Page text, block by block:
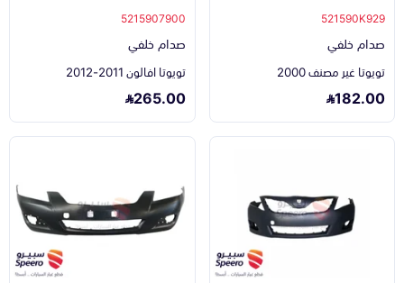
521590K929
صدام خلفي
تويوتا غير مصنف 2000
182.00
5215907900
صدام خلفي
تويوتا افالون 2011-2012
265.00